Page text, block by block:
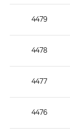
록
공
4479
4478
4477
4476